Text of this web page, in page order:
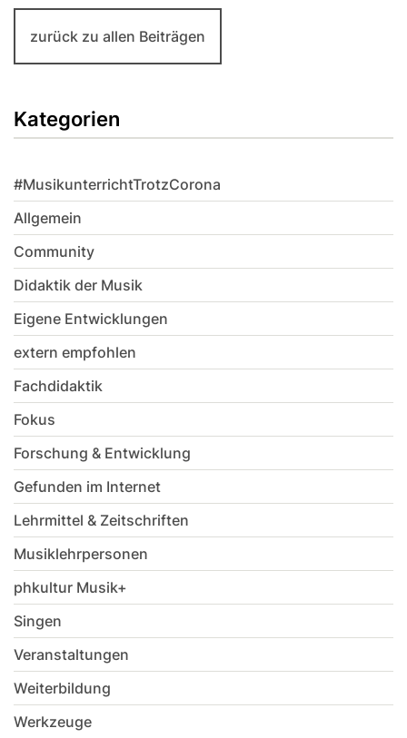
zurück zu allen Beiträgen
Kategorien
#MusikunterrichtTrotzCorona
Allgemein
Community
Didaktik der Musik
Eigene Entwicklungen
extern empfohlen
Fachdidaktik
Fokus
Forschung & Entwicklung
Gefunden im Internet
Lehrmittel & Zeitschriften
Musiklehrpersonen
phkultur Musik+
Singen
Veranstaltungen
Weiterbildung
Werkzeuge